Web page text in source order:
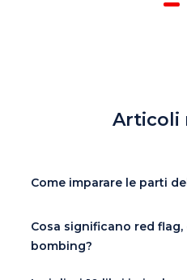
Articoli
Come imparare le parti
Cosa significano red
bombing?